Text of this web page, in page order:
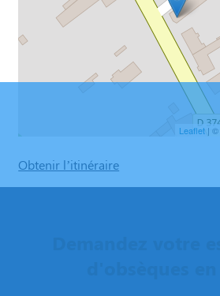
Leaflet| ©
Obtenir l’itinéraire